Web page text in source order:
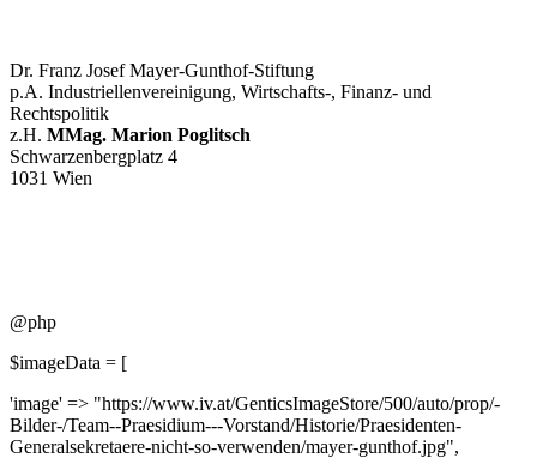
Dr. Franz Josef Mayer-Gunthof-Stiftung
p.A. Industriellenvereinigung, Wirtschafts-, Finanz- und
Rechtspolitik
z.H. MMag. Marion Poglitsch
Schwarzenbergplatz 4
1031 Wien
@php
$imageData = [
'image' => "https://www.iv.at/GenticsImageStore/500/auto/prop/-
Bilder-/Team--Praesidium---Vorstand/Historie/Praesidenten-
Generalsekretaere-nicht-so-verwenden/mayer-gunthof.jpg",